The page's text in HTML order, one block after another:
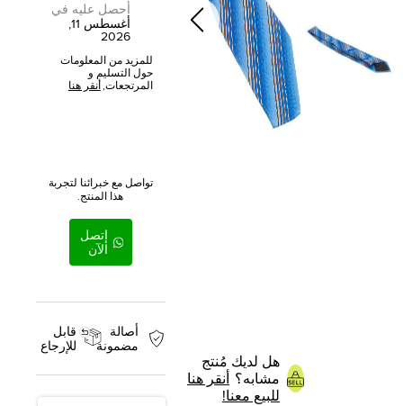
هل لديك مُنتج
مشابه؟
أنقر هنا
للبيع معنا!
أحصل عليه في
2026
للمزيد من المعلومات
حول التسليم و
المرتجعات, أنقر هنا
تواصل مع خبرائنا لتجربة
هذا المنتج.
إتصل
الآن
أصالة
مضمونة
قابل
للإرجاع